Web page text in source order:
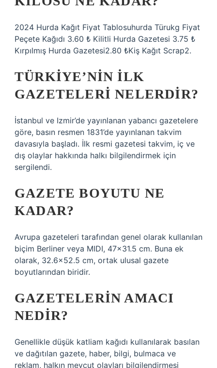
2024 Hurda Kağıt Fiyat Tablosuhurda Türukg Fiyat
Peçete Kağıdı 3.60 ₺ Kilitli Hurda Gazetesi 3.75 ₺
Kırpılmış Hurda Gazetesi2.80 ₺Kiş Kağıt Scrap2.
TÜRKIYE’NIN ILK
GAZETELERI NELERDIR?
İstanbul ve Izmir’de yayınlanan yabancı gazetelere
göre, basın resmen 1831’de yayınlanan takvim
davasıyla başladı. İlk resmi gazetesi takvim, iç ve
dış olaylar hakkında halkı bilgilendirmek için
sergilendi.
GAZETE BOYUTU NE
KADAR?
Avrupa gazeteleri tarafından genel olarak kullanılan
biçim Berliner veya MIDI, 47×31.5 cm. Buna ek
olarak, 32.6×52.5 cm, ortak ulusal gazete
boyutlarından biridir.
GAZETELERIN AMACI
NEDIR?
Genellikle düşük katliam kağıdı kullanılarak basılan
ve dağıtılan gazete, haber, bilgi, bulmaca ve
reklam, halkın mevcut olayları bilgilendirmesi